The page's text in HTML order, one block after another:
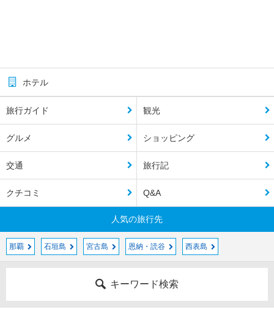
ホテル
旅行ガイド 観光
グルメ ショッピング
交通 旅行記
クチコミ Q&A
人気の旅行先
那覇 石垣島 宮古島 恩納・読谷 西表島
キーワード検索